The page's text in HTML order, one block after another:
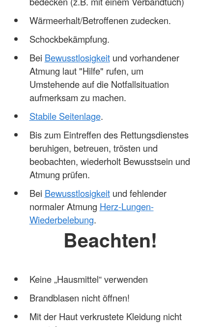
Wärmeerhalt/Betroffenen zudecken.
Schockbekämpfung.
Bei Bewusstlosigkeitund vorhandener
Atmung laut "Hilfe" rufen, um
Umstehende auf die Notfallsituation
aufmerksam zu machen.
Stabile Seitenlage.
Bis zum Eintreffen des Rettungsdienstes
beruhigen, betreuen, trösten und
beobachten, wiederholt Bewusstsein und
Atmung prüfen.
Bei Bewusstlosigkeitund fehlender
normaler Atmung Herz-Lungen-
Wiederbelebung.
Beachten!
Keine „Hausmittel“ verwenden
Brandblasen nicht öffnen!
Mit der Haut verkrustete Kleidung nicht